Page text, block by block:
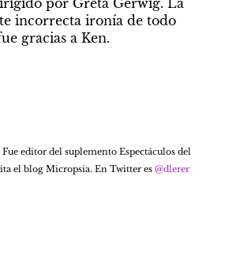
por Greta Gerwig. La
incorrecta ironía de todo
gracias a Ken.
editor del suplemento Espectáculos del
el blog Micropsia. En Twitter es @dlerer